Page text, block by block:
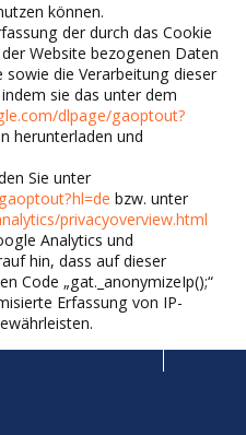
können.
der durch das Cookie
Website bezogenen Daten
sowie die Verarbeitung dieser
sie das unter dem
dlpage/gaoptout?
herunterladen und
Sie unter
bzw. unter
privacyoverview.html
Analytics und
hin, dass auf dieser
Code „gat._anonymizeIp();“
Erfassung von IP-